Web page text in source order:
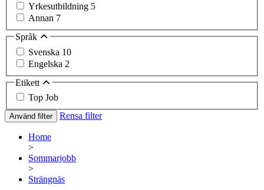
Yrkesutbildning 5
Annan 7
Språk
Svenska 10
Engelska 2
Etikett
Top Job
Använd filter Rensa filter
Home
>
Sommarjobb
>
Strängnäs